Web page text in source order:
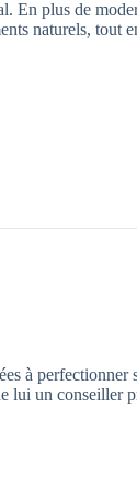
En plus de
naturels, tout
à perfectionner
lui un conseiller